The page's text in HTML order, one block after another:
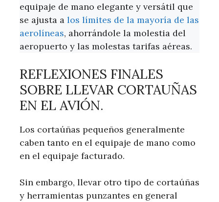
equipaje de mano elegante y versátil que
se ajusta a los límites de la mayoría de las
aerolíneas, ahorrándole la molestia del
aeropuerto y las molestas tarifas aéreas.
REFLEXIONES FINALES
SOBRE LLEVAR CORTAUÑAS
EN EL AVIÓN.
Los cortaúñas pequeños generalmente
caben tanto en el equipaje de mano como
en el equipaje facturado.
Sin embargo, llevar otro tipo de cortaúñas
y herramientas punzantes en general